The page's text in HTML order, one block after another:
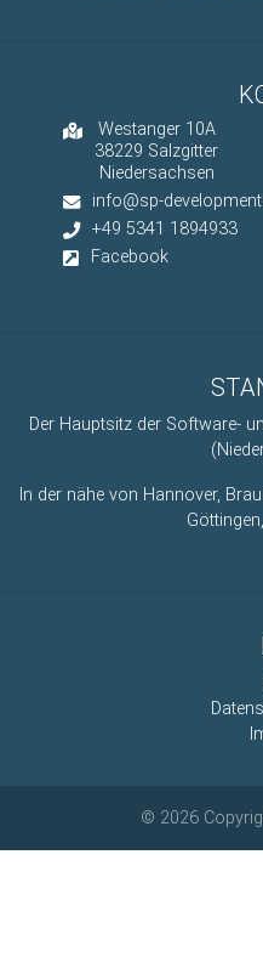
Westanger 10A
38229 Salzgitter
Niedersachsen
info@sp-
+49 5341 1894933
Facebook
Der Hauptsitz der Software-
In der nähe von Hannover,
© 2026